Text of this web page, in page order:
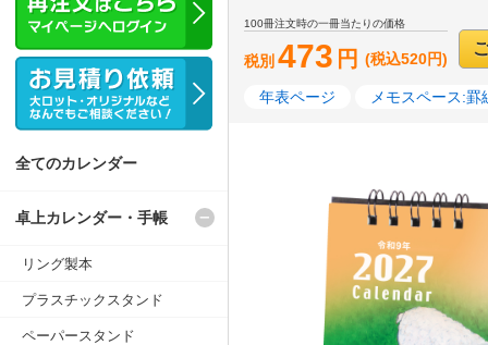
100冊注文時の一冊当たりの価格
税別473 円 (税込520円)
年表ページ メモスペース:罫
全てのカレンダー
卓上カレンダー・手帳
リング製本
プラスチックスタンド
ペーパースタンド